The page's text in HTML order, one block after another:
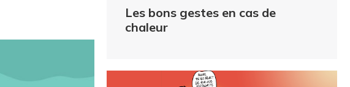
Les bons gestes en cas de
chaleur